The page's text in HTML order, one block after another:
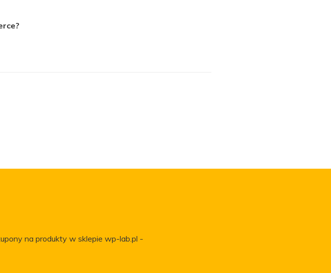
na produkty w sklepie wp-lab.pl -